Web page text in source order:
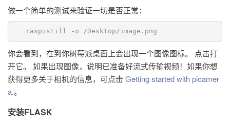
做一个简单的测试来验证一切是否正常：
   raspistill -o /Desktop/image.png
你会看到，在到你树莓派桌面上会出现一个图像图标。 点击打
开它。 如果出现图像，说明已准备好流式传输视频！如果你想
获得更多关于相机的信息，可点击 Getting started with picamer
a.。
安装FLASK